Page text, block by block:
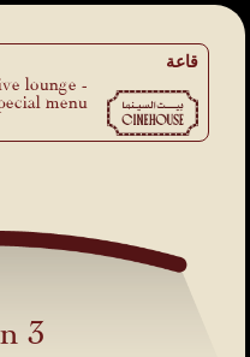
قاعة
lounge -
menu.
3